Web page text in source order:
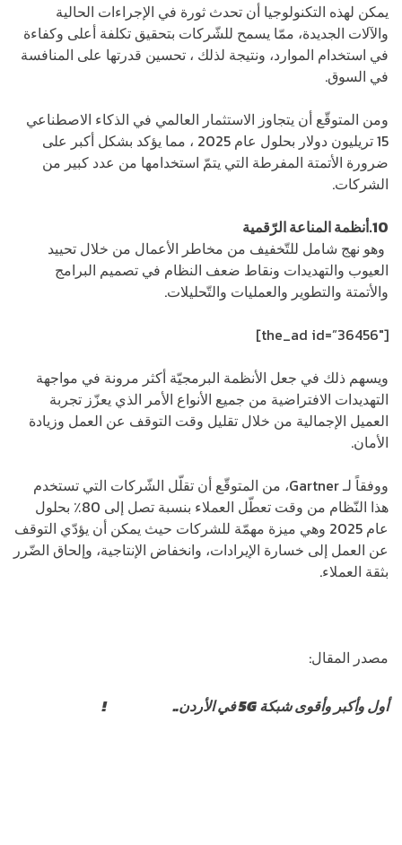
يمكن لهذه التكنولوجيا أن تحدث ثورة في الإجراءات الحالية
والآلات الجديدة، ممّا يسمح للشّركات بتحقيق تكلفة أعلى وكفاءة
في استخدام الموارد، ونتيجة لذلك ، تحسين قدرتها على المنافسة
في السوق.
ومن المتوقّع أن يتجاوز الاستثمار العالمي في الذكاء الاصطناعي
15 تريليون دولار بحلول عام 2025 ، مما يؤكد بشكل أكبر على
ضرورة الأتمتة المفرطة التي يتمّ استخدامها من عدد كبير من
الشركات.
10.أنظمة المناعة الرّقمية
وهو نهج شامل للتّخفيف من مخاطر الأعمال من خلال تحييد
العيوب والتهديدات ونقاط ضعف النظام في تصميم البرامج
والأتمتة والتطوير والعمليات والتّحليلات.
[the_ad id=”36456″]
ويسهم ذلك في جعل الأنظمة البرمجيّة أكثر مرونة في مواجهة
التهديدات الافتراضية من جميع الأنواع الأمر الذي يعزّز تجربة
العميل الإجمالية من خلال تقليل وقت التوقف عن العمل وزيادة
الأمان.
ووفقاً لـ Gartner، من المتوقّع أن تقلّل الشّركات التي تستخدم
هذا النّظام من وقت تعطّل العملاء بنسبة تصل إلى 80٪ بحلول
عام 2025 وهي ميزة مهمّة للشركات حيث يمكن أن يؤدّي التوقف
عن العمل إلى خسارة الإيرادات، وانخفاض الإنتاجية، وإلحاق الضّرر
بثقة العملاء.
مصدر المقال:
أول وأكبر وأقوى شبكة 5G في الأردن.. اشترك الآن!